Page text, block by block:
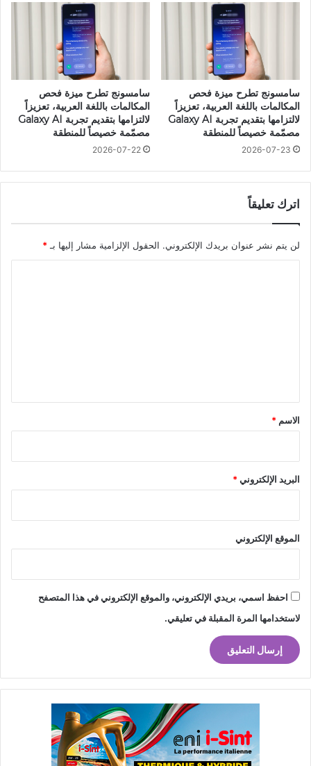
سامسونج تطرح ميزة فحص
المكالمات باللغة العربية، تعزيزاً
لالتزامها بتقديم تجربة Galaxy AI
مصمّمة خصيصاً للمنطقة
2026-07-23
سامسونج تطرح ميزة فحص
المكالمات باللغة العربية، تعزيزاً
لالتزامها بتقديم تجربة Galaxy AI
مصمّمة خصيصاً للمنطقة
2026-07-22
اترك تعليقاً
لن يتم نشر عنوان بريدك الإلكتروني. الحقول الإلزامية مشار إليها بـ*
*
الاسم *
البريد الإلكتروني*
الموقع الإلكتروني
احفظ اسمي، بريدي الإلكتروني، والموقع الإلكتروني في هذا المتصفح
لاستخدامها المرة المقبلة في تعليقي.